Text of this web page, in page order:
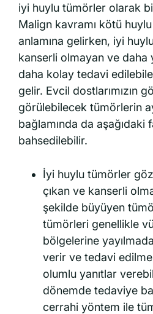
iyi huylu tümörler olarak
Malign kavramı kötü
anlamına gelirken, iyi
kanserli olmayan ve daha
daha kolay tedavi
gelir. Evcil dostlarımızın
görülebilecek tümörlerin
bağlamında da aşağıdaki
bahsedilebilir.
İyi huylu tümörler
çıkan ve kanserli
şekilde büyüyen
tümörleri genellikle
bölgelerine
verir ve tedavi
olumlu yanıtlar
dönemde tedaviye
cerrahi yöntem ile